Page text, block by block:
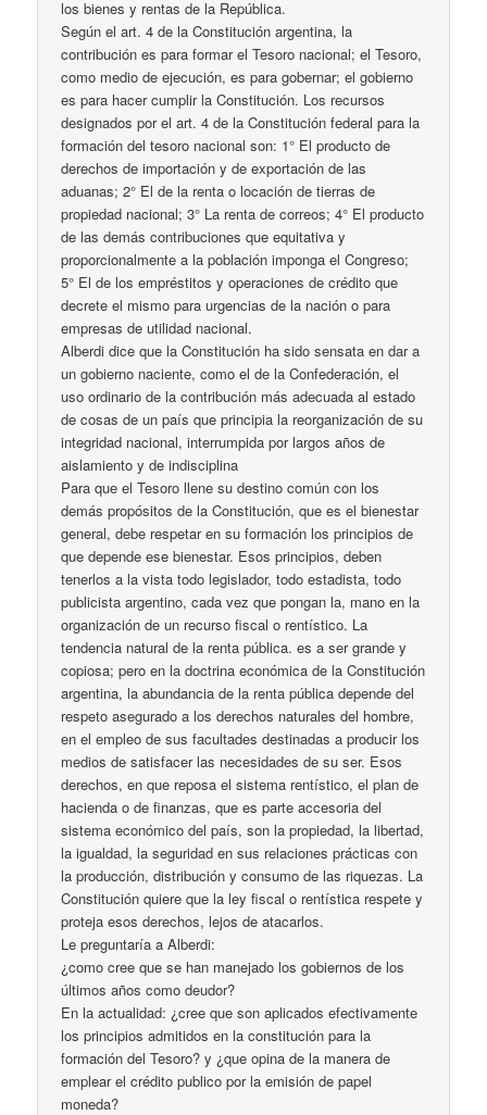
los bienes y rentas de la República.
Según el art. 4 de la Constitución argentina, la
contribución es para formar el Tesoro nacional; el Tesoro,
como medio de ejecución, es para gobernar; el gobierno
es para hacer cumplir la Constitución. Los recursos
designados por el art. 4 de la Constitución federal para la
formación del tesoro nacional son: 1° El producto de
derechos de importación y de exportación de las
aduanas; 2° El de la renta o locación de tierras de
propiedad nacional; 3° La renta de correos; 4° El producto
de las demás contribuciones que equitativa y
proporcionalmente a la población imponga el Congreso;
5° El de los empréstitos y operaciones de crédito que
decrete el mismo para urgencias de la nación o para
empresas de utilidad nacional.
Alberdi dice que la Constitución ha sido sensata en dar a
un gobierno naciente, como el de la Confederación, el
uso ordinario de la contribución más adecuada al estado
de cosas de un país que principia la reorganización de su
integridad nacional, interrumpida por largos años de
aislamiento y de indisciplina
Para que el Tesoro llene su destino común con los
demás propósitos de la Constitución, que es el bienestar
general, debe respetar en su formación los principios de
que depende ese bienestar. Esos principios, deben
tenerlos a la vista todo legislador, todo estadista, todo
publicista argentino, cada vez que pongan la, mano en la
organización de un recurso fiscal o rentístico. La
tendencia natural de la renta pública. es a ser grande y
copiosa; pero en la doctrina económica de la Constitución
argentina, la abundancia de la renta pública depende del
respeto asegurado a los derechos naturales del hombre,
en el empleo de sus facultades destinadas a producir los
medios de satisfacer las necesidades de su ser. Esos
derechos, en que reposa el sistema rentístico, el plan de
hacienda o de finanzas, que es parte accesoria del
sistema económico del país, son la propiedad, la libertad,
la igualdad, la seguridad en sus relaciones prácticas con
la producción, distribución y consumo de las riquezas. La
Constitución quiere que la ley fiscal o rentística respete y
proteja esos derechos, lejos de atacarlos.
Le preguntaría a Alberdi:
¿como cree que se han manejado los gobiernos de los
últimos años como deudor?
En la actualidad: ¿cree que son aplicados efectivamente
los principios admitidos en la constitución para la
formación del Tesoro? y ¿que opina de la manera de
emplear el crédito publico por la emisión de papel
moneda?